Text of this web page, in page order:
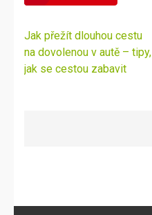
Navigace
pro
příspěvek
Jak přežít dlouhou cestu
na dovolenou v autě – tipy,
jak se cestou zabavit